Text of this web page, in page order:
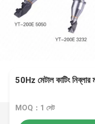
50Hz মেটাল কাটিং নিব্লার
MOQ：1 সেট